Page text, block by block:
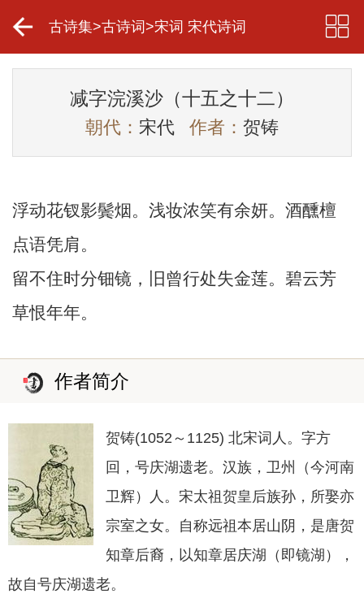
古诗集>古诗词 >宋词 宋代诗词
减字浣溪沙（十五之十二）
朝代： 宋代 作者： 贺铸
浮动花钗影鬓烟。浅妆浓笑有余妍。酒醺檀
点语凭肩。
留不住时分钿镜，旧曾行处失金莲。碧云芳
草恨年年。
作者简介
贺铸(1052～1125) 北宋词人。字方
回，号庆湖遗老。汉族，卫州（今河南
卫辉）人。宋太祖贺皇后族孙，所娶亦
宗室之女。自称远祖本居山阴，是唐贺
知章后裔，以知章居庆湖（即镜湖），
故自号庆湖遗老。